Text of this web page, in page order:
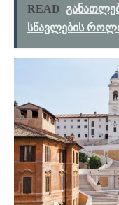
READ
სწავლების